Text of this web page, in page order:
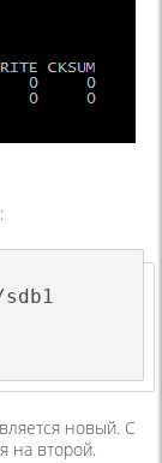
новый. С
на второй.